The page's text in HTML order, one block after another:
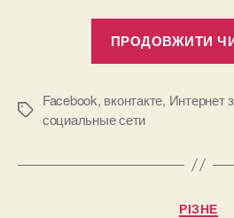
ПРОДОВЖИТИ
Позначки
Facebook, вконтакте, Интернет
социальные сети
РІЗНЕ